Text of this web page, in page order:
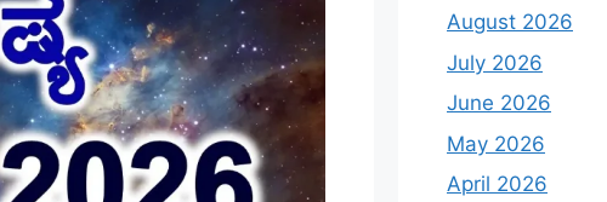
August 2026
July 2026
June 2026
May 2026
April 2026